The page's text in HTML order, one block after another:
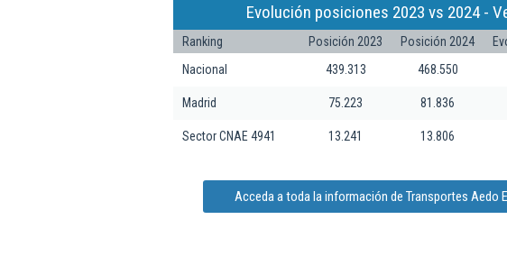
Evolución posiciones 2023 vs 2024 -
Ranking Posición 2023 Posición 2024
Nacional
439.313 468.550
Madrid 75.223 81.836
Sector CNAE 4941 13.241 13.806
Acceda a toda la información de Transportes Aedo